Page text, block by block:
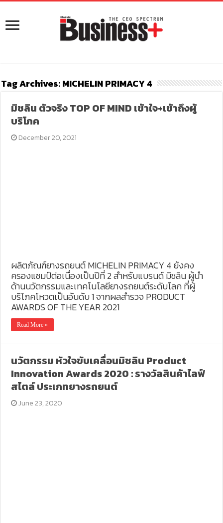
Tag Archives:MICHELIN PRIMACY 4
มิชลิน ตัวจริง TOP OF MIND เข้าใจ+เข้าถึงผู้
บริโภค
December 20, 2021
ผลิตภัณฑ์ยางรถยนต์ MICHELIN PRIMACY 4 ยังคง
ครองแชมป์ต่อเนื่องเป็นปีที่ 2 สำหรับแบรนด์ มิชลิน ผู้นำ
ด้านนวัตกรรมและเทคโนโลยียางรถยนต์ระดับโลก ที่ผู้
บริโภคโหวตเป็นอันดับ 1 จากผลสำรวจ PRODUCT
AWARDS OF THE YEAR 2021
Read More »
นวัตกรรม หัวใจขับเคลื่อนมิชลิน Product
Innovation Awards 2020 : รางวัลสินค้าไลฟ์
สไตล์ ประเภทยางรถยนต์
June 23, 2020